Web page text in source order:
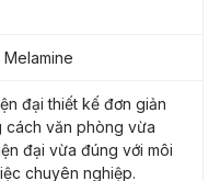
Melamine
đại thiết kế đơn giản
cách văn phòng vừa
đại vừa đúng với môi
chuyên nghiệp.